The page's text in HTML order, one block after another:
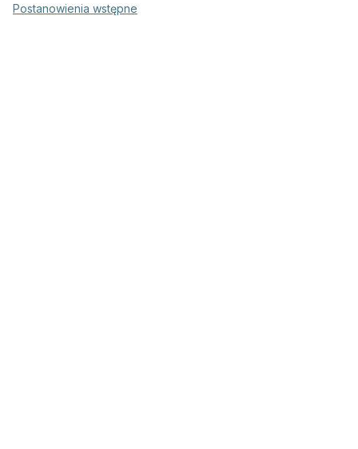
Postanowienia wstępne